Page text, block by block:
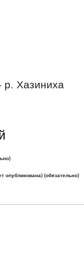
р. Хазиниха
опубликована) (обязательно)